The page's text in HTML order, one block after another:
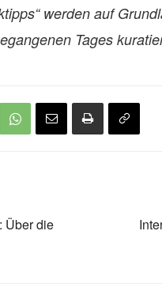
werden auf
Tages
Über die